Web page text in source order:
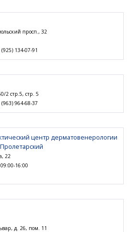
просп., 32
134-07-91
2 стр.5, стр. 5
964-68-37
центр дерматовенерологии
22
16:00
д. 26, пом. 11